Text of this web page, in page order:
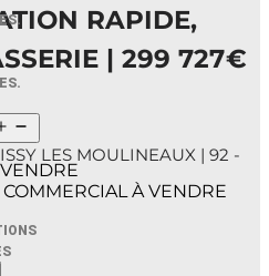
COMMERCIAL À VENDRE
RAPIDE,
| 299 727 €
LES MOULINEAUX | 92 -